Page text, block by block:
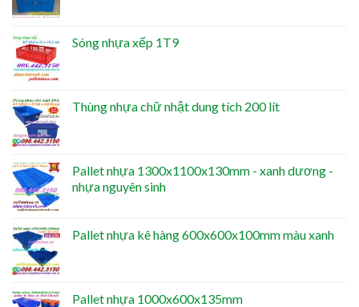
Sóng nhựa xếp 1T9
Thùng nhựa chữ nhật dung tích 200 lít
Pallet nhựa 1300x1100x130mm - xanh dương -
nhựa nguyên sinh
Pallet nhựa kê hàng 600x600x100mm màu xanh
Pallet nhựa 1000x600x135mm